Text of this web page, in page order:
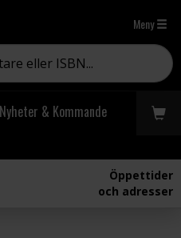
Meny
Nyheter & Kommande
Öppettider
och adresser